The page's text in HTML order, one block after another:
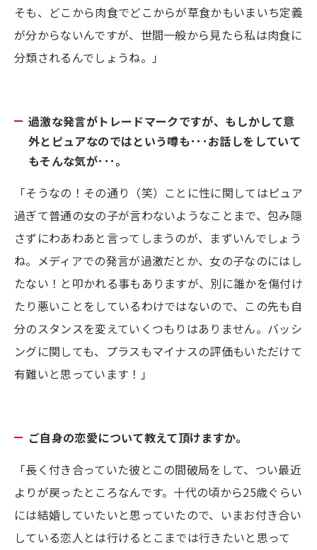
そも、どこから肉食でどこからが草食かもいまいち定義
が分からないんですが、世間一般から見たら私は肉食に
分類されるんでしょうね。」
過激な発言がトレードマークですが、もしかして意
外とピュアなのではという噂も･･･お話しをしていて
もそんな気が･･･。
「そうなの！その通り（笑）ことに性に関してはピュア
過ぎて普通の女の子が言わないようなことまで、包み隠
さずにわあわあと言ってしまうのが、まずいんでしょう
ね。メディアでの発言が過激だとか、女の子なのにはし
たない！と叩かれる事もありますが、別に誰かを傷付け
たり悪いことをしているわけではないので、この先も自
分のスタンスを変えていくつもりはありません。バッシ
ングに関しても、プラスもマイナスの評価もいただけて
有難いと思っています！」
ご自身の恋愛について教えて頂けますか。
「長く付き合っていた彼とこの間破局をして、つい最近
よりが戻ったところなんです。十代の頃から25歳ぐらい
には結婚していたいと思っていたので、いまお付き合い
している恋人とは行けるとこまでは行きたいと思って